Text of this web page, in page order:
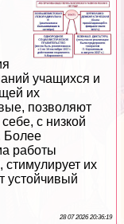
учащихся и
их
позволяют
с низкой
Более
работы
их
устойчивый
28 07 2026 20:36:19